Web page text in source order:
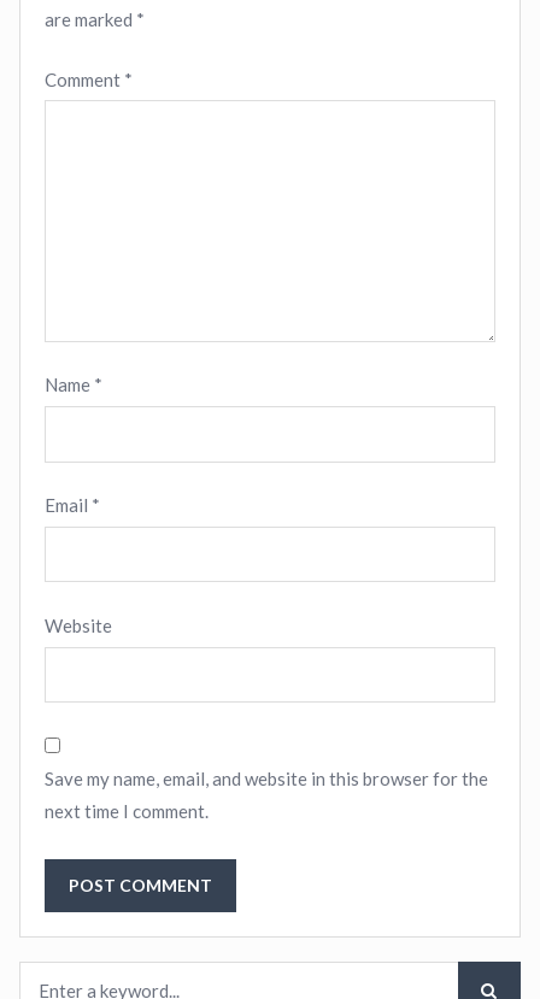
are marked *
Comment *
Name *
Email *
Website
Save my name, email, and website in this browser for the
next time I comment.